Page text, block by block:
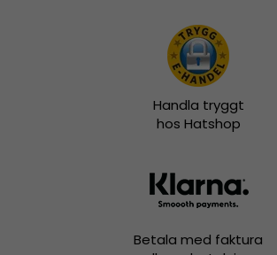
Handla tryggt
hos Hatshop
Betala med faktura